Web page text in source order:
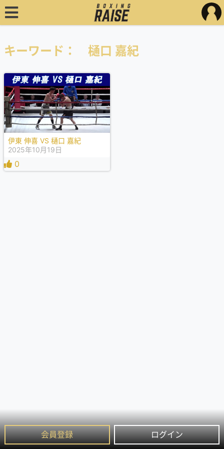
会員登録 ログイン
キーワード： 樋口 嘉紀
伊東 伸喜 VS 樋口 嘉紀
2025年10月19日
0